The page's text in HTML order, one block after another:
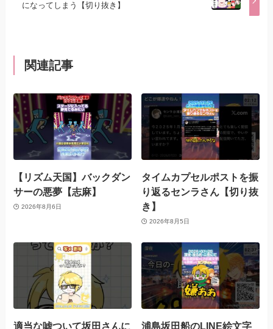
になってしまう【切り抜き】
関連記事
【リズム天国】バックダン
サーの悪夢【志麻】
2026年8月6日
タイムカプセルポストを振
り返るセンラさん【切り抜
き】
2026年8月5日
適当な嘘ついて坂田さんに 浦島坂田船のLINE絵文字